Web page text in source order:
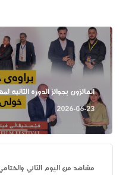
الفائزون بجوائز الدورة
2026-06-23
مشاهد من اليوم الثاني